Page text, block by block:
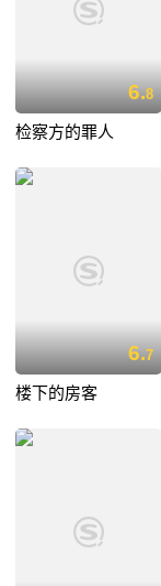
6.8
检察方的罪人
6.7
楼下的房客